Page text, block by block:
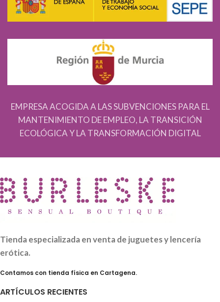
EMPRESA ACOGIDA A LAS SUBVENCIONES PARA EL
MANTENIMIENTO DE EMPLEO, LA TRANSICIÓN
ECOLÓGICA Y LA TRANSFORMACIÓN DIGITAL
Tienda especializada en venta de juguetes y lencería
erótica.
Contamos con tienda física en Cartagena.
ARTÍCULOS RECIENTES